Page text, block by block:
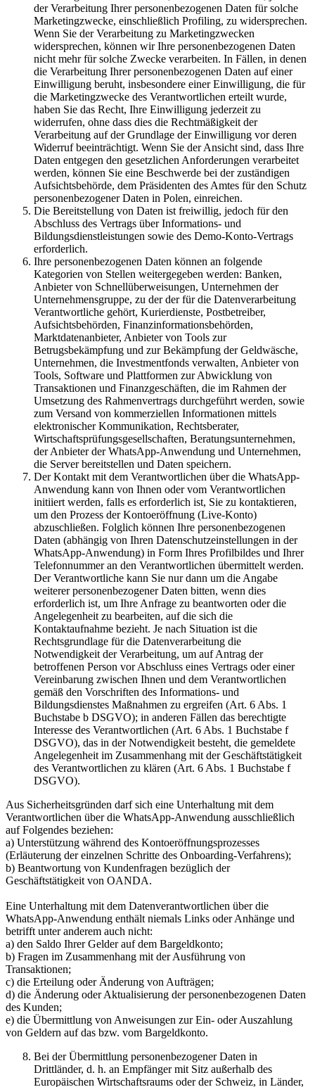
der Verarbeitung Ihrer personenbezogenen Daten für solche
Marketingzwecke, einschließlich Profiling, zu widersprechen.
Wenn Sie der Verarbeitung zu Marketingzwecken
widersprechen, können wir Ihre personenbezogenen Daten
nicht mehr für solche Zwecke verarbeiten. In Fällen, in denen
die Verarbeitung Ihrer personenbezogenen Daten auf einer
Einwilligung beruht, insbesondere einer Einwilligung, die für
die Marketingzwecke des Verantwortlichen erteilt wurde,
haben Sie das Recht, Ihre Einwilligung jederzeit zu
widerrufen, ohne dass dies die Rechtmäßigkeit der
Verarbeitung auf der Grundlage der Einwilligung vor deren
Widerruf beeinträchtigt. Wenn Sie der Ansicht sind, dass Ihre
Daten entgegen den gesetzlichen Anforderungen verarbeitet
werden, können Sie eine Beschwerde bei der zuständigen
Aufsichtsbehörde, dem Präsidenten des Amtes für den Schutz
personenbezogener Daten in Polen, einreichen.
Die Bereitstellung von Daten ist freiwillig, jedoch für den
Abschluss des Vertrags über Informations- und
Bildungsdienstleistungen sowie des Demo-Konto-Vertrags
erforderlich.
Ihre personenbezogenen Daten können an folgende
Kategorien von Stellen weitergegeben werden: Banken,
Anbieter von Schnellüberweisungen, Unternehmen der
Unternehmensgruppe, zu der der für die Datenverarbeitung
Verantwortliche gehört, Kurierdienste, Postbetreiber,
Aufsichtsbehörden, Finanzinformationsbehörden,
Marktdatenanbieter, Anbieter von Tools zur
Betrugsbekämpfung und zur Bekämpfung der Geldwäsche,
Unternehmen, die Investmentfonds verwalten, Anbieter von
Tools, Software und Plattformen zur Abwicklung von
Transaktionen und Finanzgeschäften, die im Rahmen der
Umsetzung des Rahmenvertrags durchgeführt werden, sowie
zum Versand von kommerziellen Informationen mittels
elektronischer Kommunikation, Rechtsberater,
Wirtschaftsprüfungsgesellschaften, Beratungsunternehmen,
der Anbieter der WhatsApp-Anwendung und Unternehmen,
die Server bereitstellen und Daten speichern.
Der Kontakt mit dem Verantwortlichen über die WhatsApp-
Anwendung kann von Ihnen oder vom Verantwortlichen
initiiert werden, falls es erforderlich ist, Sie zu kontaktieren,
um den Prozess der Kontoeröffnung (Live-Konto)
abzuschließen. Folglich können Ihre personenbezogenen
Daten (abhängig von Ihren Datenschutzeinstellungen in der
WhatsApp-Anwendung) in Form Ihres Profilbildes und Ihrer
Telefonnummer an den Verantwortlichen übermittelt werden.
Der Verantwortliche kann Sie nur dann um die Angabe
weiterer personenbezogener Daten bitten, wenn dies
erforderlich ist, um Ihre Anfrage zu beantworten oder die
Angelegenheit zu bearbeiten, auf die sich die
Kontaktaufnahme bezieht. Je nach Situation ist die
Rechtsgrundlage für die Datenverarbeitung die
Notwendigkeit der Verarbeitung, um auf Antrag der
betroffenen Person vor Abschluss eines Vertrags oder einer
Vereinbarung zwischen Ihnen und dem Verantwortlichen
gemäß den Vorschriften des Informations- und
Bildungsdienstes Maßnahmen zu ergreifen (Art. 6 Abs. 1
Buchstabe b DSGVO); in anderen Fällen das berechtigte
Interesse des Verantwortlichen (Art. 6 Abs. 1 Buchstabe f
DSGVO), das in der Notwendigkeit besteht, die gemeldete
Angelegenheit im Zusammenhang mit der Geschäftstätigkeit
des Verantwortlichen zu klären (Art. 6 Abs. 1 Buchstabe f
DSGVO).
Aus Sicherheitsgründen darf sich eine Unterhaltung mit dem
Verantwortlichen über die WhatsApp-Anwendung ausschließlich
auf Folgendes beziehen:
a) Unterstützung während des Kontoeröffnungsprozesses
(Erläuterung der einzelnen Schritte des Onboarding-Verfahrens);
b) Beantwortung von Kundenfragen bezüglich der
Geschäftstätigkeit von OANDA.
Eine Unterhaltung mit dem Datenverantwortlichen über die
WhatsApp-Anwendung enthält niemals Links oder Anhänge und
betrifft unter anderem auch nicht:
a) den Saldo Ihrer Gelder auf dem Bargeldkonto;
b) Fragen im Zusammenhang mit der Ausführung von
Transaktionen;
c) die Erteilung oder Änderung von Aufträgen;
d) die Änderung oder Aktualisierung der personenbezogenen Daten
des Kunden;
e) die Übermittlung von Anweisungen zur Ein- oder Auszahlung
von Geldern auf das bzw. vom Bargeldkonto.
Bei der Übermittlung personenbezogener Daten in
Drittländer, d. h. an Empfänger mit Sitz außerhalb des
Europäischen Wirtschaftsraums oder der Schweiz, in Länder,